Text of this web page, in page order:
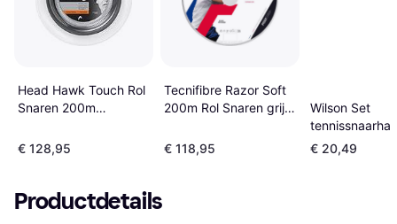
Head Hawk Touch Rol
Snaren 200m
€ 128,95
Tecnifibre Razor Soft
200m Rol Snaren grijs
€ 118,95
Wilson Set
NXT Blanc
€ 20,49
Productdetails